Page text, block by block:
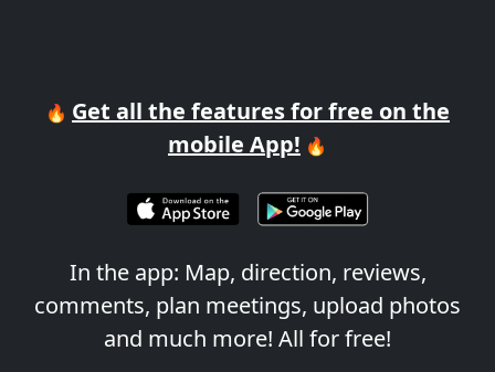
🔥 Get all the features for free on the
mobile App! 🔥
In the app: Map, direction, reviews,
comments, plan meetings, upload photos
and much more! All for free!